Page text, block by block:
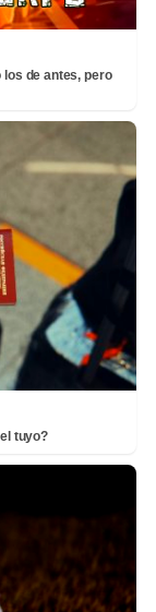
los de antes, pero
tuyo?